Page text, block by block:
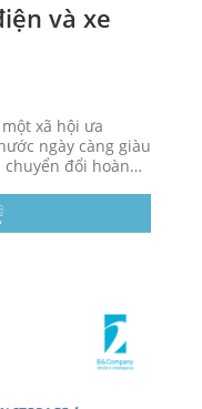
và xe
xã hội ưa
ngày càng giàu
đổi hoàn